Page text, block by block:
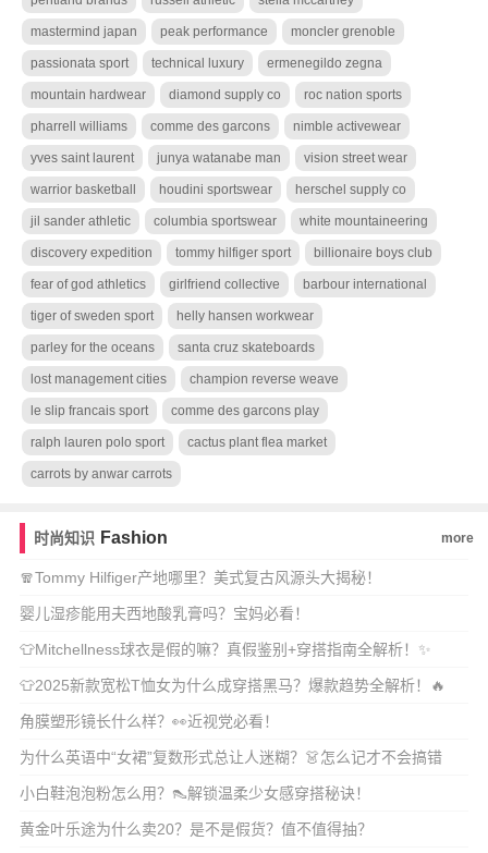
mastermind japan peak performance moncler grenoble
passionata sport technical luxury ermenegildo zegna
mountain hardwear diamond supply co roc nation sports
pharrell williams comme des garcons nimble activewear
yves saint laurent junya watanabe man vision street wear
warrior basketball houdini sportswear herschel supply co
jil sander athletic columbia sportswear white mountaineering
discovery expedition tommy hilfiger sport billionaire boys club
fear of god athletics girlfriend collective barbour international
tiger of sweden sport helly hansen workwear
parley for the oceans santa cruz skateboards
lost management cities champion reverse weave
le slip francais sport comme des garcons play
ralph lauren polo sport cactus plant flea market
carrots by anwar carrots
时尚知识 Fashion more
🧣Tommy Hilfiger产地哪里？美式复古风源头大揭秘！
婴儿湿疹能用夫西地酸乳膏吗？宝妈必看！
👕Mitchellness球衣是假的嘛？真假鉴别+穿搭指南全解析！✨
👕2025新款宽松T恤女为什么成穿搭黑马？爆款趋势全解析！🔥
角膜塑形镜长什么样？👀近视党必看！
为什么英语中“女裙”复数形式总让人迷糊？👗怎么记才不会搞错
skirt变复数规
小白鞋泡泡粉怎么用？👠解锁温柔少女感穿搭秘诀！
黄金叶乐途为什么卖20？是不是假货？值不值得抽？